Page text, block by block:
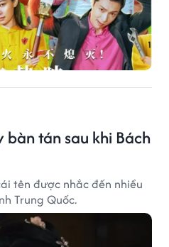
tán sau khi Bách
tên được nhắc đến nhiều
Trung Quốc.